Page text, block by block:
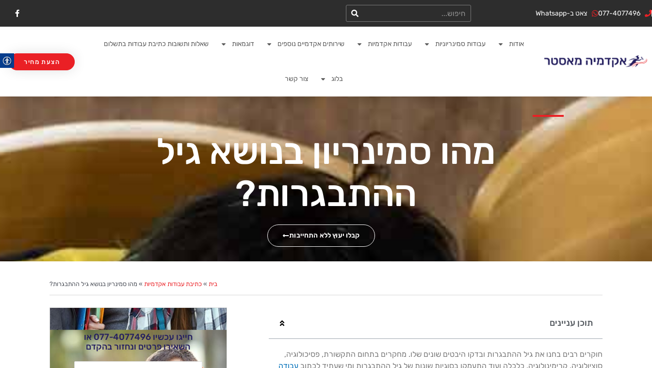
לתוכן077-4077496 צאט ב-Whatsapp חיפוש
F
a
o
אודות עבודות סמינריוניות עבודות אקדמיות שירותים אקדמיים נוספים דוגמאות שאלות ותשובות כתיבת עבודות בתשלום
בלוג צור קשר
הצעת מחיר
מהו סמינריון בנושא גיל
ההתבגרות?
קבלו יעוץ ללא התחייבות
בית » כתיבת עבודות אקדמיות » מהו סמינריון בנושא גיל ההתבגרות?
תוכן עניינים
חוקרים רבים בחנו את גיל ההתבגרות ובדקו היבטים שונים שלו. מחקרים בתחום התקשורת, פסיכולוגיה,
סוציולוגיה, קרימינולוגיה, כלכלה ועוד התעמקו בסוגיות שונות של גיל ההתבגרות ומי שעתיד לכתוב עבודה
חייגו עכשיו077-4077496או
השאירו פרטים ונחזור בהקדם